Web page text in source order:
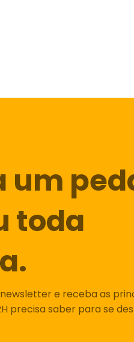
um
toda
e receba as
precisa saber para se